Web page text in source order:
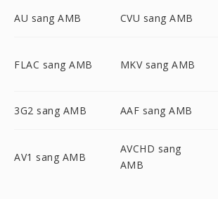
AU sang AMB CVU sang AMB
FLAC sang AMB MKV sang AMB
3G2 sang AMB AAF sang AMB
AV1 sang AMB
AVCHD sang
AMB